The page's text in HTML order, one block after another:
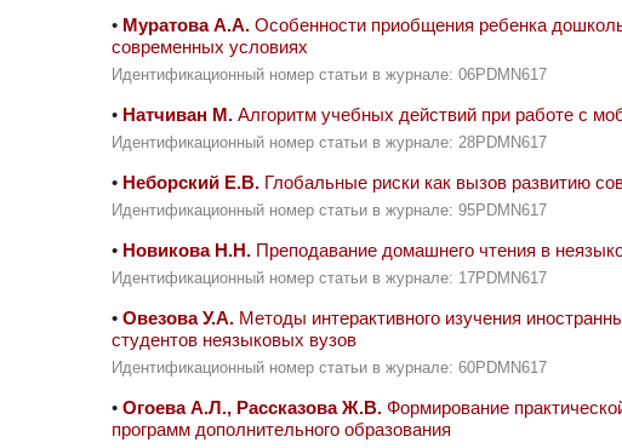
• Муратова А.А. Особенности приобщения ребенка
современных условиях
Идентификационный номер статьи в журнале: 06PDMN617
• Натчиван М. Алгоритм учебных действий при работе с
Идентификационный номер статьи в журнале: 28PDMN617
• Неборский Е.В. Глобальные риски как вызов развитию
Идентификационный номер статьи в журнале: 95PDMN617
• Новикова Н.Н. Преподавание домашнего чтения в
Идентификационный номер статьи в журнале: 17PDMN617
• Овезова У.А. Методы интерактивного изучения
студентов неязыковых вузов
Идентификационный номер статьи в журнале: 60PDMN617
• Огоева А.Л., Рассказова Ж.В. Формирование
программ дополнительного образования